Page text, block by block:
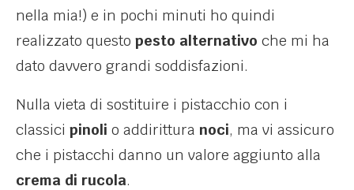
nella mia!) e in pochi minuti ho quindi
realizzato questo pesto alternativo che mi ha
dato davvero grandi soddisfazioni.
Nulla vieta di sostituire i pistacchio con i
classici pinoli o addirittura noci, ma vi assicuro
che i pistacchi danno un valore aggiunto alla
crema di rucola.